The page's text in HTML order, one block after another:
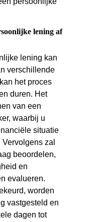
lening af
lening kan
verschillende
het proces
duren. Het
van een
waarbij u
situatie
zal
beoordelen,
en
evalueren.
worden
vastgesteld en
dagen tot